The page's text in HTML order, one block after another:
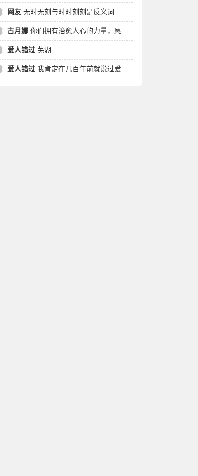
网友 无时无刻与时时刻刻是反义词
古月娜 你们拥有治愈人心的力量，愿也将丑陋的人性一起泯灭吧！
爱人错过 芜湖
爱人错过 我肯定在几百年前就说过爱你，只是你忘了，我也记不起。我肯定在几百年前就说过爱你，只是你忘了，我也记不起。 走过路过没遇过，回头转头还是错。你我不曾感受过，相撞在街口，相撞在街口。